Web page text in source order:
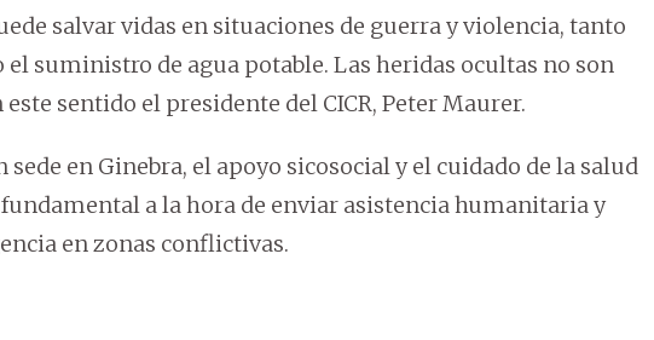
salvar vidas en situaciones de guerra y violencia, tanto
suministro de agua potable. Las heridas ocultas no son
sentido el presidente del CICR, Peter Maurer.
en Ginebra, el apoyo sicosocial y el cuidado de la salud
a la hora de enviar asistencia humanitaria y
en zonas conflictivas.